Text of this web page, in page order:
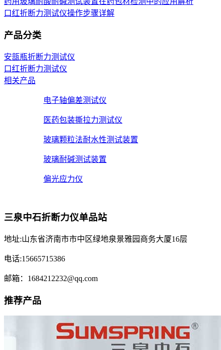
口红折断力测试仪操作步骤详解
产品分类
安瓿瓶折断力测试仪
口红折断力测试仪
相关产品
电子轴偏差测试仪
医药包装撕拉力测试仪
玻璃颗粒法耐水性测试装置
玻璃耐碱测试装置
偏光应力仪
三泉中石折断力仪单品站
地址:山东省济南市市中区绿地泉景雅园商务大厦16层
电话:15665715386
邮箱：1684212232@qq.com
推荐产品